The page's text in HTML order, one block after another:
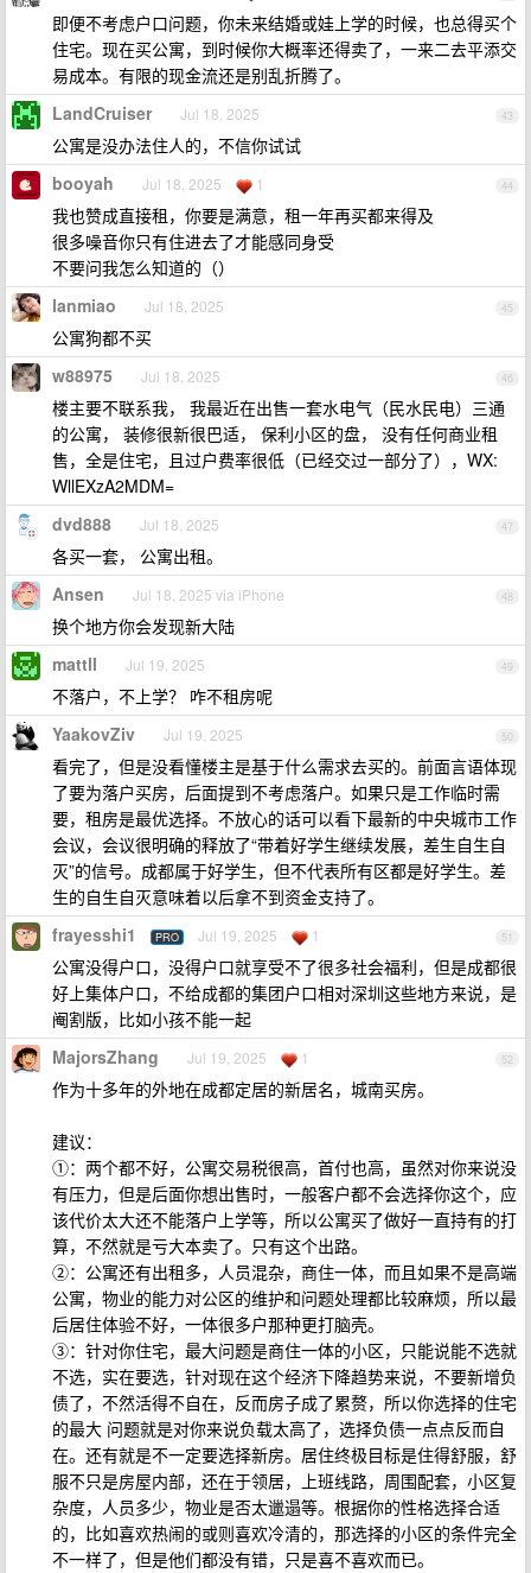
即便不考虑户口问题，你未来结婚或娃上学的时候，也总得买个
住宅。现在买公寓，到时候你大概率还得卖了，一来二去平添交
易成本。有限的现金流还是别乱折腾了。
43
LandCruiser Jul 18, 2025
公寓是没办法住人的，不信你试试
44
booyah Jul 18, 2025 1
我也赞成直接租，你要是满意，租一年再买都来得及
很多噪音你只有住进去了才能感同身受
不要问我怎么知道的（）
45
lanmiao Jul 18, 2025
公寓狗都不买
46
w88975 Jul 18, 2025
楼主要不联系我， 我最近在出售一套水电气（民水民电）三通
的公寓， 装修很新很巴适， 保利小区的盘， 没有任何商业租
售，全是住宅，且过户费率很低（已经交过一部分了），WX:
WllEXzA2MDM=
47
dvd888 Jul 18, 2025
各买一套， 公寓出租。
48
Ansen Jul 18, 2025 via iPhone
换个地方你会发现新大陆
49
mattll Jul 19, 2025
不落户，不上学？ 咋不租房呢
50
YaakovZiv Jul 19, 2025
看完了，但是没看懂楼主是基于什么需求去买的。前面言语体现
了要为落户买房，后面提到不考虑落户。如果只是工作临时需
要，租房是最优选择。不放心的话可以看下最新的中央城市工作
会议，会议很明确的释放了“带着好学生继续发展，差生自生自
灭”的信号。成都属于好学生，但不代表所有区都是好学生。差
生的自生自灭意味着以后拿不到资金支持了。
51
frayesshi1 PRO Jul 19, 2025 1
公寓没得户口，没得户口就享受不了很多社会福利，但是成都很
好上集体户口，不给成都的集团户口相对深圳这些地方来说，是
阉割版，比如小孩不能一起
52
MajorsZhang Jul 19, 2025 1
作为十多年的外地在成都定居的新居名，城南买房。
建议：
①：两个都不好，公寓交易税很高，首付也高，虽然对你来说没
有压力，但是后面你想出售时，一般客户都不会选择你这个，应
该代价太大还不能落户上学等，所以公寓买了做好一直持有的打
算，不然就是亏大本卖了。只有这个出路。
②：公寓还有出租多，人员混杂，商住一体，而且如果不是高端
公寓，物业的能力对公区的维护和问题处理都比较麻烦，所以最
后居住体验不好，一体很多户那种更打脑壳。
③：针对你住宅，最大问题是商住一体的小区，只能说能不选就
不选，实在要选，针对现在这个经济下降趋势来说，不要新增负
债了，不然活得不自在，反而房子成了累赘，所以你选择的住宅
的最大 问题就是对你来说负载太高了，选择负债一点点反而自
在。还有就是不一定要选择新房。居住终极目标是住得舒服，舒
服不只是房屋内部，还在于领居，上班线路，周围配套，小区复
杂度，人员多少，物业是否太邋遢等。根据你的性格选择合适
的，比如喜欢热闹的或则喜欢冷清的，那选择的小区的条件完全
不一样了，但是他们都没有错，只是喜不喜欢而已。